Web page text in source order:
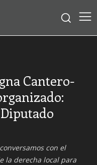
Cantero-
con el
la derecha local para